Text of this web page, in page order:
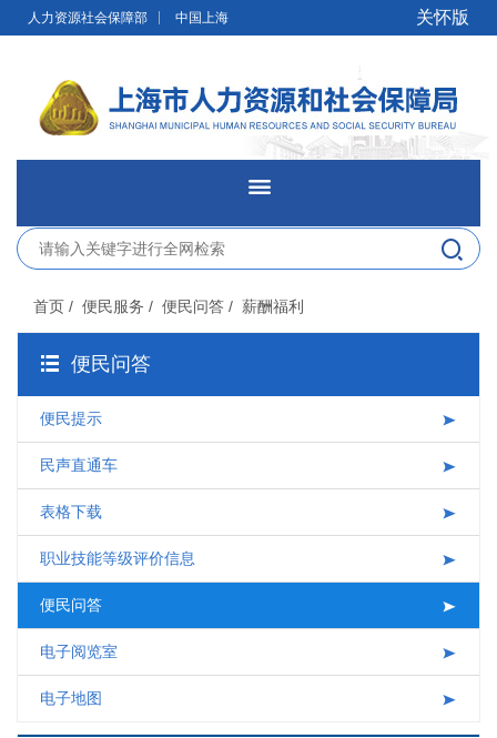
无障碍操作说明 跳转到网站导航区
人力资源社会保障部 中国上海 关怀版
网站首页
新闻发布
首页 / 便民服务 / 便民问答 / 薪酬福利
便民问答
便民提示
民声直通车
表格下载
职业技能等级评价信息
便民问答
电子阅览室
电子地图